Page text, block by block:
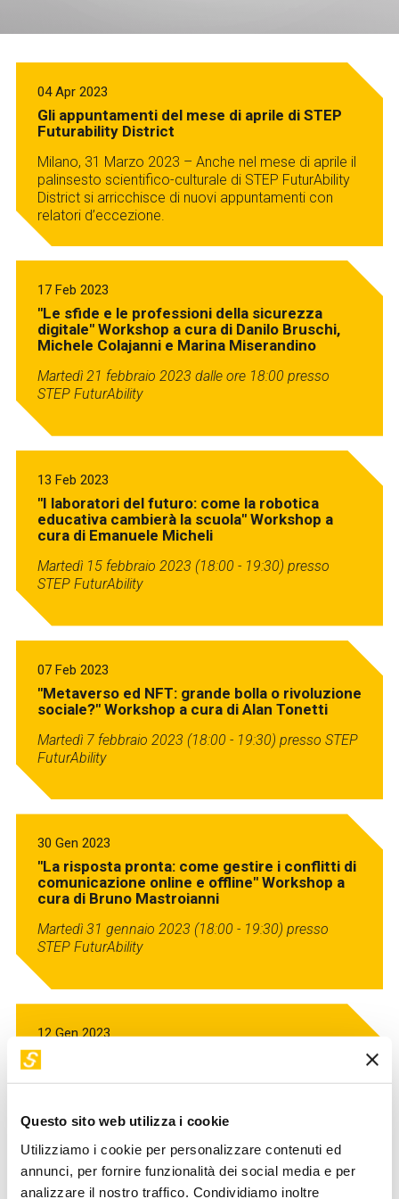
Questo sito web utilizza i cookie
Utilizziamo i cookie per personalizzare contenuti ed
annunci, per fornire funzionalità dei social media e per
analizzare il nostro traffico. Condividiamo inoltre
Contatti
FAQ
04 Apr 2023
Gli appuntamenti del mese di aprile di STEP
Futurability District
Milano, 31 Marzo 2023 – Anche nel mese di aprile il
palinsesto scientifico-culturale di STEP FuturAbility
District si arricchisce di nuovi appuntamenti con
relatori d’eccezione.
17 Feb 2023
"Le sfide e le professioni della sicurezza
digitale" Workshop a cura di Danilo Bruschi,
Michele Colajanni e Marina Miserandino
Martedì 21 febbraio 2023 dalle ore 18:00 presso
STEP FuturAbility
13 Feb 2023
"I laboratori del futuro: come la robotica
educativa cambierà la scuola" Workshop a
cura di Emanuele Micheli
Martedì 15 febbraio 2023 (18:00 - 19:30) presso
STEP FuturAbility
07 Feb 2023
"Metaverso ed NFT: grande bolla o rivoluzione
sociale?" Workshop a cura di Alan Tonetti
Martedì 7 febbraio 2023 (18:00 - 19:30) presso STEP
FuturAbility
30 Gen 2023
"La risposta pronta: come gestire i conflitti di
comunicazione online e offline" Workshop a
cura di Bruno Mastroianni
Martedì 31 gennaio 2023 (18:00 - 19:30) presso
STEP FuturAbility
12 Gen 2023
"L’importanza del purpose per i talenti del
futuro" Workshop a cura di Francesco
Guidara
Giovedì, 12 gennaio 2023 (18:00 - 19:30) presso